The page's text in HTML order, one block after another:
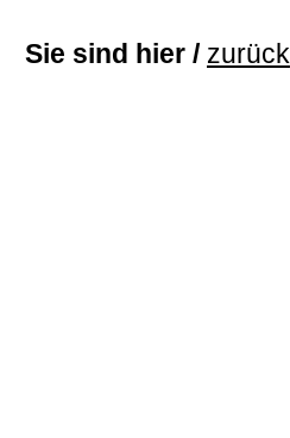
Sie sind hier / zurück